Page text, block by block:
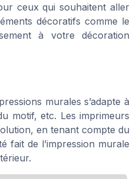
ceux qui souhaitent aller
décoratifs comme le
à votre décoration
murales s’adapte à
motif, etc. Les imprimeurs
en tenant compte du
fait de l’impression murale